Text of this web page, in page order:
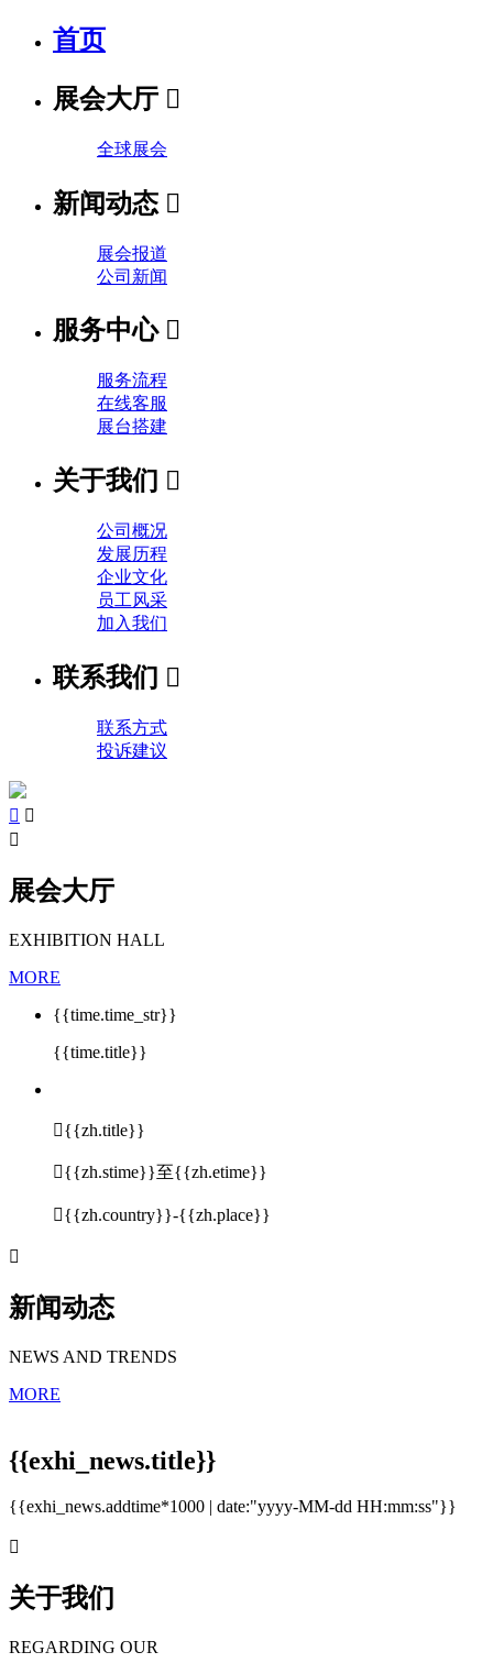
首页
展会大厅 
全球展会
新闻动态 
展会报道
公司新闻
服务中心 
服务流程
在线客服
展台搭建
关于我们 
公司概况
发展历程
企业文化
员工风采
加入我们
联系我们 
联系方式
投诉建议
 

展会大厅
EXHIBITION HALL
MORE
{{time.time_str}}
{{time.title}}
{{zh.title}}
{{zh.stime}}至{{zh.etime}}
{{zh.country}}-{{zh.place}}

新闻动态
NEWS AND TRENDS
MORE
{{exhi_news.title}}
{{exhi_news.addtime*1000 | date:"yyyy-MM-dd HH:mm:ss"}}

关于我们
REGARDING OUR